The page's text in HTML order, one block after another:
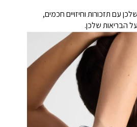
עם תזכורות וחיזויים חכמים,
הבריאות שלכן.